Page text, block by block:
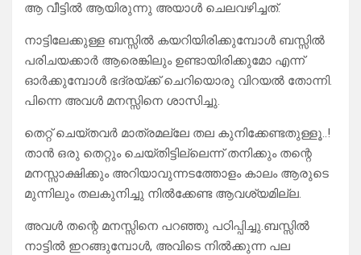
ആ വീട്ടിൽ ആയിരുന്നു അയാൾ ചെലവഴിച്ചത്.
നാട്ടിലേക്കുള്ള ബസ്സിൽ കയറിയിരിക്കുമ്പോൾ ബസ്സിൽ
പരിചയക്കാർ ആരെങ്കിലും ഉണ്ടായിരിക്കുമോ എന്ന്
ഓർക്കുമ്പോൾ ഭദ്രയ്ക്ക് ചെറിയൊരു വിറയൽ തോന്നി.
പിന്നെ അവൾ മനസ്സിനെ ശാസിച്ചു.
തെറ്റ് ചെയ്തവർ മാത്രമല്ലേ തല കുനിക്കേണ്ടതുള്ളൂ..!
താൻ ഒരു തെറ്റും ചെയ്തിട്ടില്ലെന്ന് തനിക്കും തന്റെ
മനസ്സാക്ഷിക്കും അറിയാവുന്നടത്തോളം കാലം ആരുടെ
മുന്നിലും തലകുനിച്ചു നിൽക്കേണ്ട ആവശ്യമില്ല.
അവൾ തന്റെ മനസ്സിനെ പറഞ്ഞു പഠിപ്പിച്ചു.ബസ്സിൽ
നാട്ടിൽ ഇറങ്ങുമ്പോൾ, അവിടെ നിൽക്കുന്ന പല